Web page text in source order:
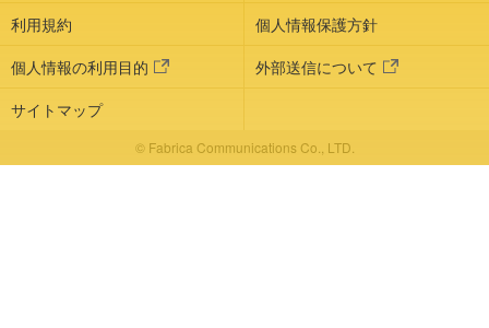
利用規約
個人情報保護方針
個人情報の利用目的
外部送信について
サイトマップ
© Fabrica Communications Co., LTD.